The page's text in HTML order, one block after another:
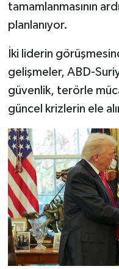
tamamlanmasının
planlanıyor.
İki liderin
gelişmeler, ABD-
güvenlik, terörle
güncel krizlerin ele